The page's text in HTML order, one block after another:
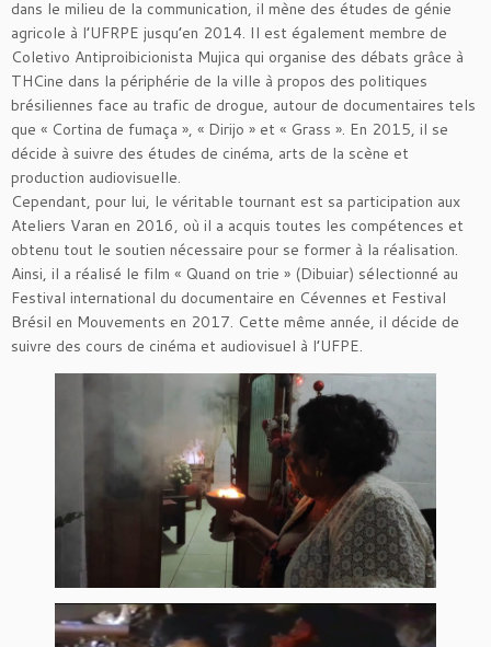
dans le milieu de la communication, il mène des études de génie
agricole à l’UFRPE jusqu’en 2014. Il est également membre de
Coletivo Antiproibicionista Mujica qui organise des débats grâce à
THCine dans la périphérie de la ville à propos des politiques
brésiliennes face au trafic de drogue, autour de documentaires tels
que « Cortina de fumaça », « Dirijo » et « Grass ». En 2015, il se
décide à suivre des études de cinéma, arts de la scène et
production audiovisuelle.
Cependant, pour lui, le véritable tournant est sa participation aux
Ateliers Varan en 2016, où il a acquis toutes les compétences et
obtenu tout le soutien nécessaire pour se former à la réalisation.
Ainsi, il a réalisé le film « Quand on trie » (Dibuiar) sélectionné au
Festival international du documentaire en Cévennes et Festival
Brésil en Mouvements en 2017. Cette même année, il décide de
suivre des cours de cinéma et audiovisuel à l’UFPE.